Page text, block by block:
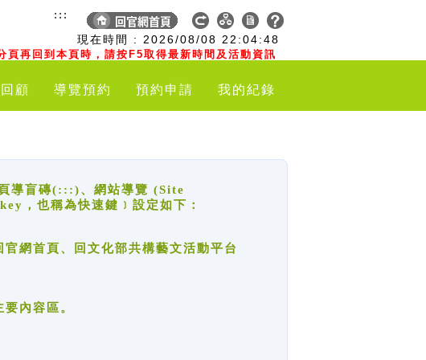
現在時間 : 2026/08/08 22:04:49
頁再回到本頁時，請按F5取得最新時間及活動資訊
:::
顧 導覽預約 預約申請 我的紀錄
導盲磚(:::)、網站導覽 (Site
，也稱為快速鍵﹞設定如下：
首頁、回文化部共構藝文活動平台
內容區。